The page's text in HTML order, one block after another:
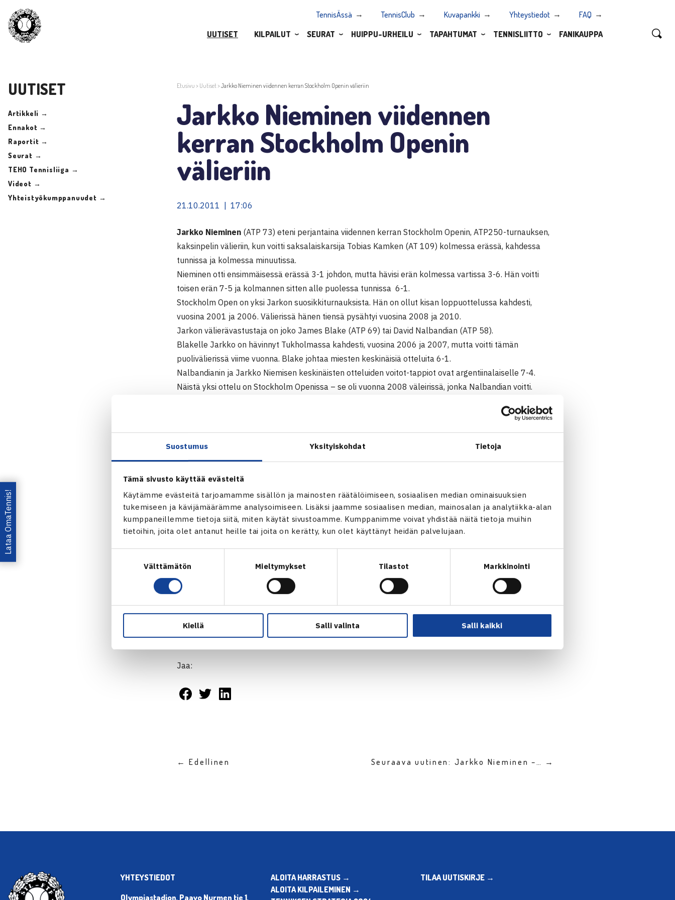
Suostumus Yksityiskohdat Tietoja
Tämä sivusto käyttää evästeitä
Käytämme evästeitä tarjoamamme sisällön ja mainosten räätälöimiseen, sosiaalisen median ominaisuuksien
tukemiseen ja kävijämäärämme analysoimiseen. Lisäksi jaamme sosiaalisen median, mainosalan ja analytiikka-alan
kumppaneillemme tietoja siitä, miten käytät sivustoamme. Kumppanimme voivat yhdistää näitä tietoja muihin
tietoihin, joita olet antanut heille tai joita on kerätty, kun olet käyttänyt heidän palvelujaan.
Välttämätön Mieltymykset Tilastot Markkinointi
Kiellä Salli valinta Salli kaikki
TennisÄssä TennisClub Kuvapankki Yhteystiedot
FAQ
UUTISET
KILPAILUT SEURAT HUIPPU-URHEILU TAPAHTUMAT TENNISLIITTO FANIKAUPPA
UUTISET
Artikkeli →
Ennakot →
Raportit →
Seurat →
TEHO Tennisliiga →
Videot →
Yhteistyökumppanuudet →
Etusivu > Uutiset>Jarkko Nieminen viidennen kerran Stockholm Openin välieriin
Jarkko Nieminen viidennen
kerran Stockholm Openin
välieriin
21.10.2011 | 17:06
Jarkko Nieminen (ATP 73) eteni perjantaina viidennen kerran Stockholm Openin, ATP250-turnauksen,
kaksinpelin välieriin, kun voitti saksalaiskarsija Tobias Kamken (AT 109) kolmessa erässä, kahdessa
tunnissa ja kolmessa minuutissa.
Nieminen otti ensimmäisessä erässä 3-1 johdon, mutta hävisi erän kolmessa vartissa 3-6. Hän voitti
toisen erän 7-5 ja kolmannen sitten alle puolessa tunnissa 6-1.
Stockholm Open on yksi Jarkon suosikkiturnauksista. Hän on ollut kisan loppuottelussa kahdesti,
vuosina 2001 ja 2006. Välierissä hänen tiensä pysähtyi vuosina 2008 ja 2010.
Jarkon välierävastustaja on joko James Blake (ATP 69) tai David Nalbandian (ATP 58).
Blakelle Jarkko on hävinnyt Tukholmassa kahdesti, vuosina 2006 ja 2007, mutta voitti tämän
puolivälierissä viime vuonna. Blake johtaa miesten keskinäisiä otteluita 6-1.
Nalbandianin ja Jarkko Niemisen keskinäisten otteluiden voitot-tappiot ovat argentiinalaiselle 7-4.
Näistä yksi ottelu on Stockholm Openissa – se oli vuonna 2008 väleirissä, jonka Nalbandian voitti.
Argentiina Juan Martin del Potron ja Nalbandian seitsemänneksi sijoitetun Kroatian Ivan Dodigin.
Jarkon välieräottelu nähdään YLE Urheilun verkkosivuilla huomenna. Ottelun alkamisaika ratkeaa
ATP250-turnaus
Stockholm Open
17.-23.10.2011 Tukholma
Kaksinpeli
Stockholm Openin verkkosivut
Jarkko Niemisen verkkosivut
Jarkko Nieminen
Jaa:
← Edellinen Seuraava uutinen: Jarkko Nieminen –… →
Lataa OmaTennis!
YHTEYSTIEDOT
Olympiastadion, Paavo Nurmen tie 1,
ALOITA HARRASTUS →
ALOITA KILPAILEMINEN →
TILAA UUTISKIRJE →